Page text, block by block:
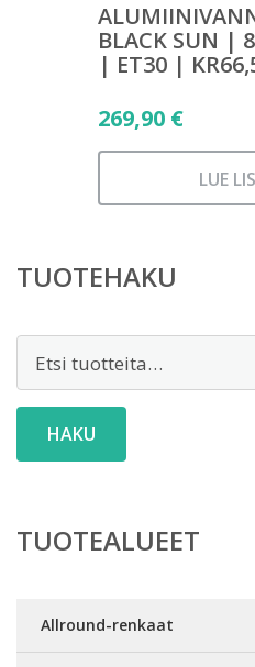
BLACK SUN |
| ET30 |
269,90 €
LUE
TUOTEHAKU
HAKU
TUOTEALUEET
Allround-renkaat